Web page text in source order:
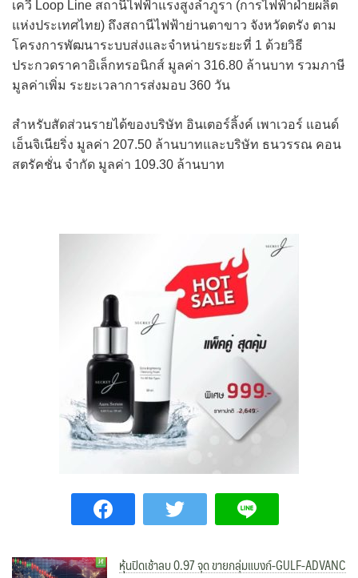
เควี Loop Line สถานีไฟฟ้าแรงสูงลำภูรา (การไฟฟ้าฝ่ายผลิต
แห่งประเทศไทย) ถึงสถานีไฟฟ้าย่านตาขาว จังหวัดตรัง ตาม
โครงการพัฒนาระบบส่งและจำหน่ายระยะที่ 1 ด้วยวิธี
ประกวดราคาอิเล็กทรอนิกส์ มูลค่า 316.80 ล้านบาท รวมภาษี
มูลค่าเพิ่ม ระยะเวลาการส่งมอบ 360 วัน
สำหรับสัดส่วนรายได้ของบริษัท อินเตอร์ลิ้งค์ เพาเวอร์ แอนด์
เอ็นจิเนียริ่ง มูลค่า 207.50 ล้านบาทและบริษัท ธนวรรณ คอน
สตรัคชั่น จำกัด มูลค่า 109.30 ล้านบาท
หุ้นปิดเช้าลบ 0.97 จุด ขายกลุ่มแบงก์-GULF-ADVANC